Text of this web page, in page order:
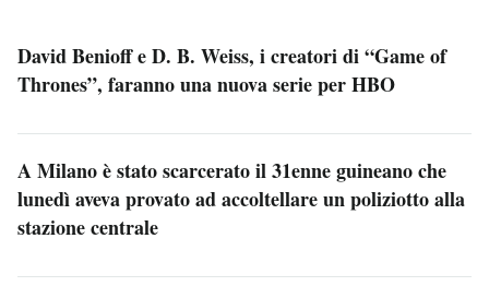
David Benioff e D. B. Weiss, i creatori di “Game of
Thrones”, faranno una nuova serie per HBO
A Milano è stato scarcerato il 31enne guineano che
lunedì aveva provato ad accoltellare un poliziotto alla
stazione centrale